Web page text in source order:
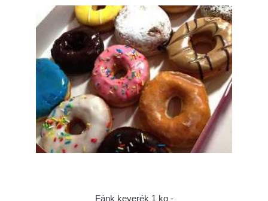
Fánk keverék 1 kg -